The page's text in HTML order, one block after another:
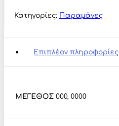
RINGS
ποσότητα
Κατηγορίες: Παραμάνες
Επιπλέον πληροφορίες
ΜΕΓΕΘΟΣ 000, 0000